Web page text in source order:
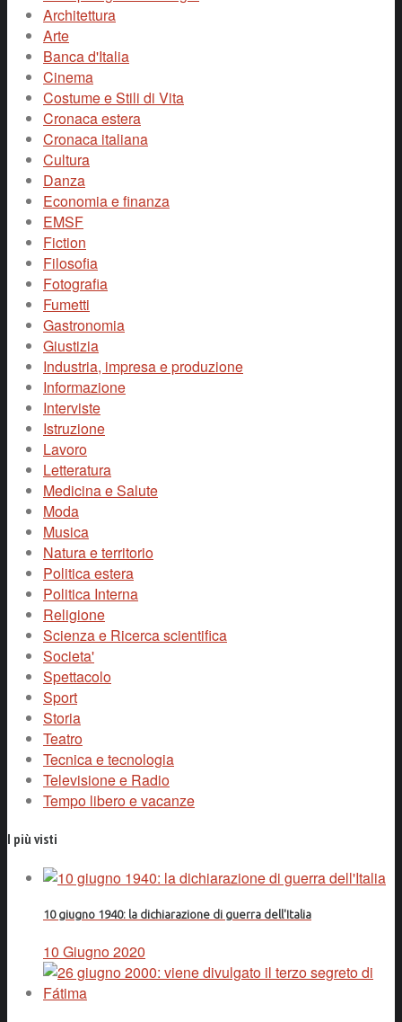
Architettura
Arte
Banca d'Italia
Cinema
Costume e Stili di Vita
Cronaca estera
Cronaca italiana
Cultura
Danza
Economia e finanza
EMSF
Fiction
Filosofia
Fotografia
Fumetti
Gastronomia
Giustizia
Industria, impresa e produzione
Informazione
Interviste
Istruzione
Lavoro
Letteratura
Medicina e Salute
Moda
Musica
Natura e territorio
Politica estera
Politica Interna
Religione
Scienza e Ricerca scientifica
Societa'
Spettacolo
Sport
Storia
Teatro
Tecnica e tecnologia
Televisione e Radio
Tempo libero e vacanze
I più visti
10 giugno 1940: la dichiarazione di guerra dell'Italia
10 Giugno 2020